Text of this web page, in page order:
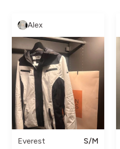
Alex
Everest S/M